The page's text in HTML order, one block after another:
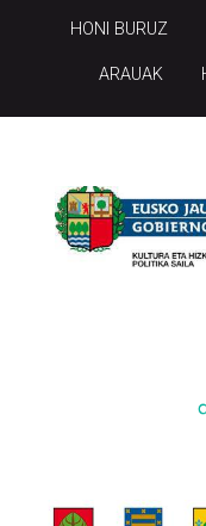
HONI BURUZ
ARAUAK